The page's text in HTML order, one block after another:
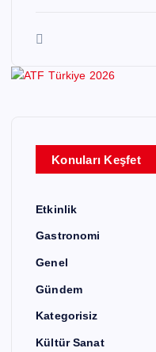
Konuları Keşfet
Etkinlik
Gastronomi
Genel
Gündem
Kategorisiz
Kültür Sanat